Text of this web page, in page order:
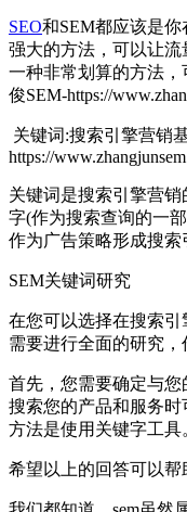
SEO和SEM都应该是
强大的方法，可以让
一种非常划算的方法，
俊SEM-https://
关键词:搜索引擎营销
https://
关键词是搜索引擎营
字(作为搜索查询的一
作为广告策略形成搜索
SEM关键词研究
在您可以选择在搜索
需要进行全面的研究，
首先，您需要确定与
搜索您的产品和服务
方法是使用关键字工具
希望以上的回答可以帮